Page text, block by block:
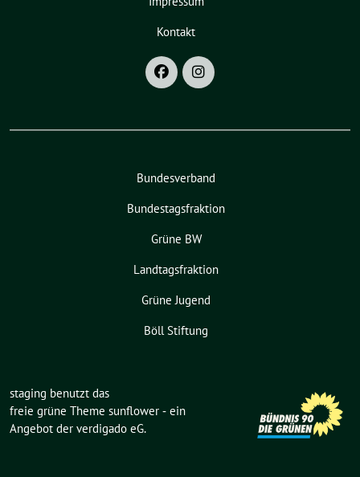
Kontakt
Bundesverband
Bundestagsfraktion
Grüne BW
Landtagsfraktion
Grüne Jugend
Böll Stiftung
staging benutzt das
freie grüne Theme sunflower ‐ ein
Angebot der verdigado eG.